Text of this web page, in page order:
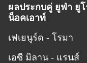
ผลประกบคู่ ยูฟ่า ยู
น็อคเอาท์
เฟเยนูร์ด - โรมา
เอซี มิลาน - แรนส์